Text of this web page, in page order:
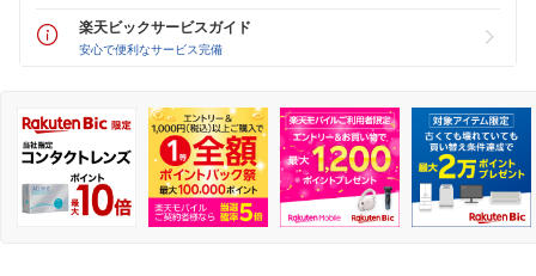
楽天ビックサービスガイド
安心で便利なサービス完備